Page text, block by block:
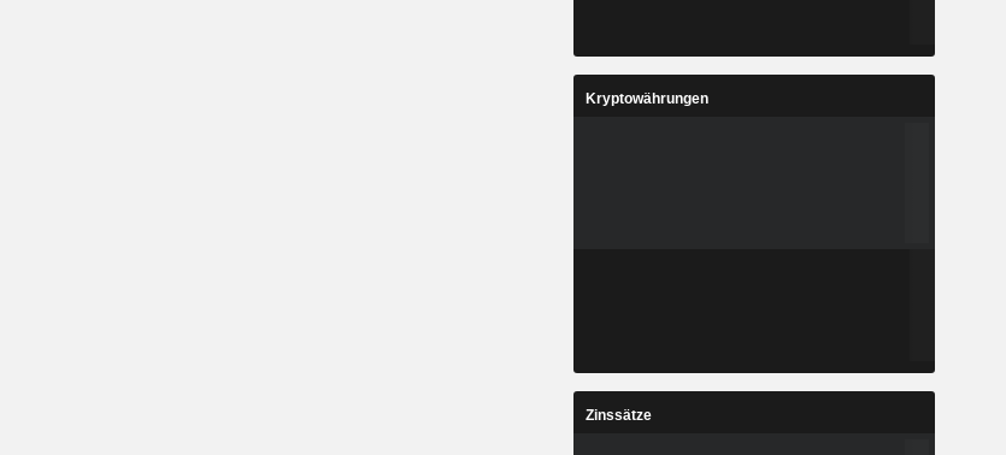
Kryptowährungen
Zinssätze